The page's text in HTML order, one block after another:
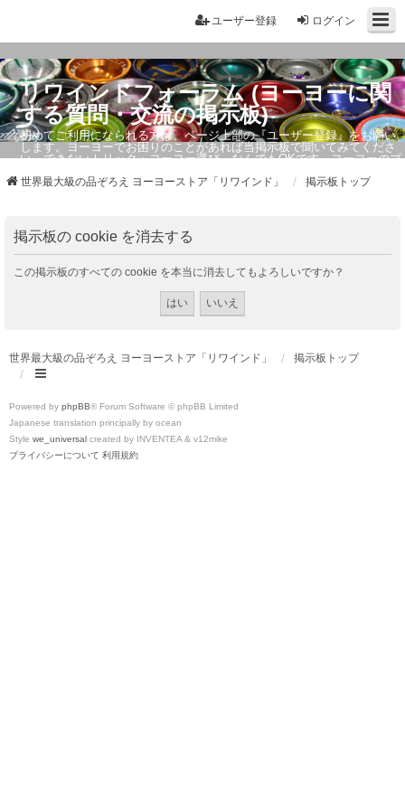
ログイン
ユーザー登録
リワインドフォーラム (ヨーヨーに関
する質問・交流の掲示板)
初めてご利用になられる方は、ページ上部の『ユーザー登録』をお願い
します。ヨーヨーでお困りのことがあれば当掲示板で聞いてみてくださ
い。できないトリック・ヨーヨー選び、なんでもOKです。ヨーヨーのプ
世界最大級の品ぞろえ ヨーヨーストア「リワインド」 掲示板トップ
掲示板の cookie を消去する
この掲示板のすべての cookie を本当に消去してもよろしいですか？
世界最大級の品ぞろえ ヨーヨーストア「リワインド」 掲示板トップ
Powered by phpBB® Forum Software © phpBB Limited
Japanese translation principally by ocean
Style we_universal created by INVENTEA & v12mike
プライバシーについて 利用規約